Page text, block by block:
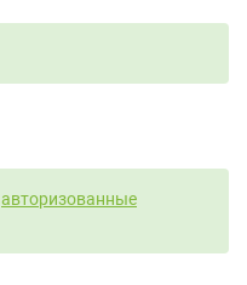
авторизованные